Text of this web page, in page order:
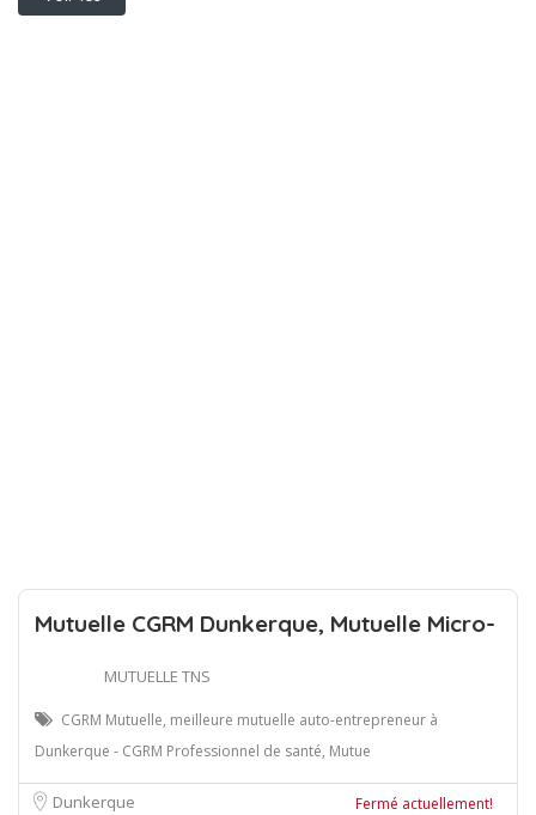
Mutuelle CGRM Dunkerque, Mutuelle Micro-
MUTUELLE TNS
CGRM Mutuelle, meilleure mutuelle auto-entrepreneur à
Dunkerque - CGRM Professionnel de santé, Mutue
Dunkerque Fermé actuellement!